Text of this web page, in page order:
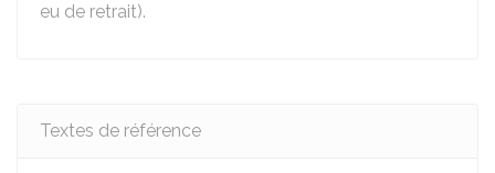
eu de retrait).
Textes de référence